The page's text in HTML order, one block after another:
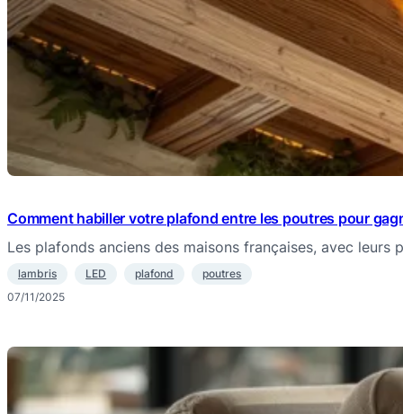
Comment habiller votre plafond entre les poutres pour
Les plafonds anciens des maisons françaises, avec leurs
lambris LED plafond
poutres
07/11/2025